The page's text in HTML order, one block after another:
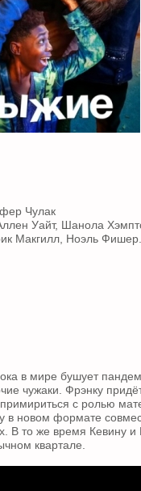
Чулак
Уайт, Шанола
Макгилл, Ноэль Фишер.
в мире бушует
чужаки. Фрэнку
с ролью
в новом формате
В то же время Кевину и
квартале.